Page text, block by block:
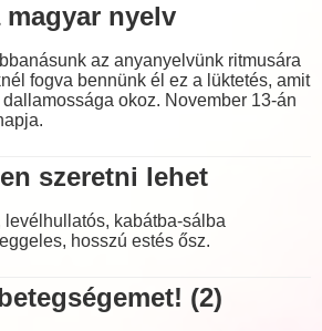
nyelv
az anyanyelvünk ritmusára
fogva bennünk él ez a lüktetés, amit
okoz. November 13-án
szeretni lehet
kabátba-sálba
hosszú estés ősz.
(2)